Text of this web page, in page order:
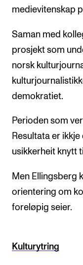
Låne utstyr – lyd,
ORGANISASJON
Aktuelle saker
Organisering av
Strategier, planer
medievitenskap
Saman med
prosjekt som
norsk
demokratiet.
Perioden som
Resultata er
usikkerheit knytt
Men Ellingsberg
orientering om
foreløpig seier.
Kulturytring